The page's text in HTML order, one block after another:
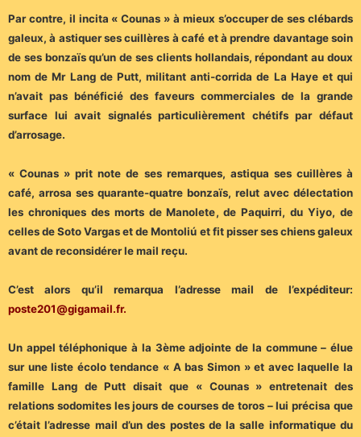
Par contre, il incita « Counas » à mieux s’occuper de ses clébards
galeux, à astiquer ses cuillères à café et à prendre davantage soin
de ses bonzaïs qu’un de ses clients hollandais, répondant au doux
nom de Mr Lang de Putt, militant anti-corrida de La Haye et qui
n’avait pas bénéficié des faveurs commerciales de la grande
surface lui avait signalés particulièrement chétifs par défaut
d’arrosage.
« Counas » prit note de ses remarques, astiqua ses cuillères à
café, arrosa ses quarante-quatre bonzaïs, relut avec délectation
les chroniques des morts de Manolete, de Paquirri, du Yiyo, de
celles de Soto Vargas et de Montoliú et fit pisser ses chiens galeux
avant de reconsidérer le mail reçu.
C’est alors qu’il remarqua l’adresse mail de l’expéditeur:
poste201@gigamail.fr.
Un appel téléphonique à la 3ème adjointe de la commune – élue
sur une liste écolo tendance « A bas Simon » et avec laquelle la
famille Lang de Putt disait que « Counas » entretenait des
relations sodomites les jours de courses de toros – lui précisa que
c’était l’adresse mail d’un des postes de la salle informatique du